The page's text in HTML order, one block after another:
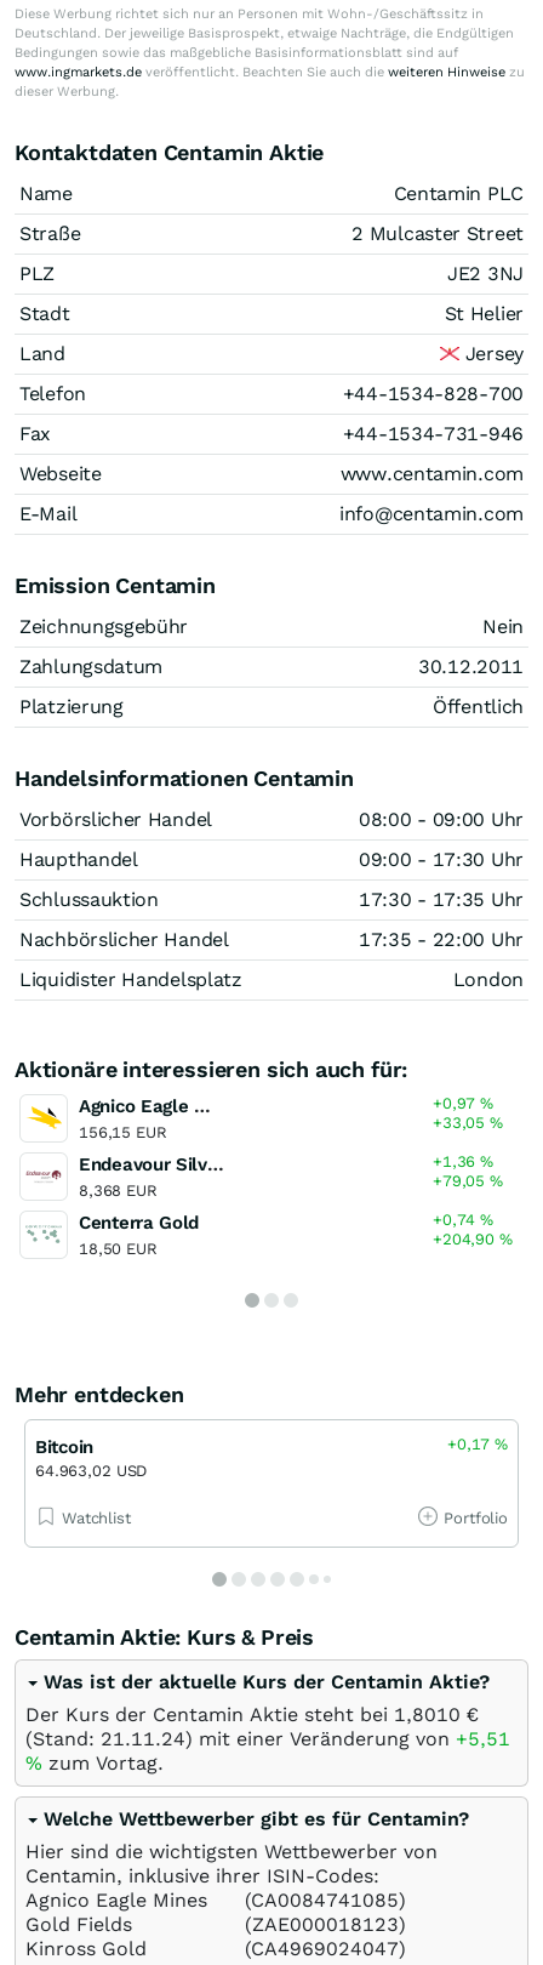
Diese Werbung richtet sich nur an Personen mit Wohn-/Geschäftssitz in
Deutschland. Der jeweilige Basisprospekt, etwaige Nachträge, die Endgültigen
Bedingungen sowie das maßgebliche Basisinformationsblatt sind auf
www.ingmarkets.de veröffentlicht. Beachten Sie auch die weiteren Hinweise zu
dieser Werbung.
Kontaktdaten Centamin Aktie
Name
Centamin PLC
Straße
2 Mulcaster Street
PLZ
JE2 3NJ
Stadt
St Helier
Land
Jersey
Telefon
+44-1534-828-700
Fax
+44-1534-731-946
Webseite
www.centamin.com
E-Mail
info@centamin.com
Emission Centamin
Zeichnungsgebühr
Nein
Zahlungsdatum
30.12.2011
Platzierung
Öffentlich
Handelsinformationen Centamin
Vorbörslicher Handel
08:00 - 09:00 Uhr
Haupthandel
09:00 - 17:30 Uhr
Schlussauktion
17:30 - 17:35 Uhr
Nachbörslicher Handel
17:35 - 22:00 Uhr
Liquidister Handelsplatz
London
Aktionäre interessieren sich auch für:
Agnico Eagle Mines
156,15 EUR
+0,97%
+33,05%
Endeavour Silver
8,368 EUR
+1,36%
+79,05%
Centerra Gold
18,50 EUR
+0,74%
+204,90 %
Mehr entdecken
Bitcoin
64.963,02 USD
+0,17%
Watchlist Portfolio
Centamin Aktie: Kurs & Preis
Was ist der aktuelle Kurs der Centamin Aktie?
Der Kurs der Centamin Aktie steht bei 1,8010 €
(Stand: 21.11.24) mit einer Veränderung von +5,51
% zum Vortag.
Welche Wettbewerber gibt es für Centamin?
Hier sind die wichtigsten Wettbewerber von
Centamin, inklusive ihrer ISIN-Codes:
Agnico Eagle Mines
(CA0084741085)
Gold Fields
(ZAE000018123)
Kinross Gold
(CA4969024047)